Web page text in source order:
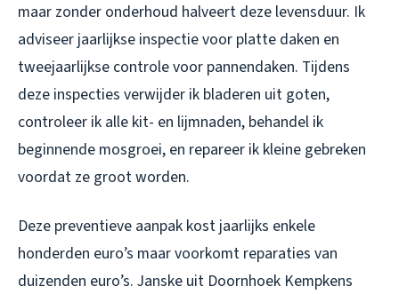
maar zonder onderhoud halveert deze levensduur. Ik
adviseer jaarlijkse inspectie voor platte daken en
tweejaarlijkse controle voor pannendaken. Tijdens
deze inspecties verwijder ik bladeren uit goten,
controleer ik alle kit- en lijmnaden, behandel ik
beginnende mosgroei, en repareer ik kleine gebreken
voordat ze groot worden.
Deze preventieve aanpak kost jaarlijks enkele
honderden euro’s maar voorkomt reparaties van
duizenden euro’s. Janske uit Doornhoek Kempkens